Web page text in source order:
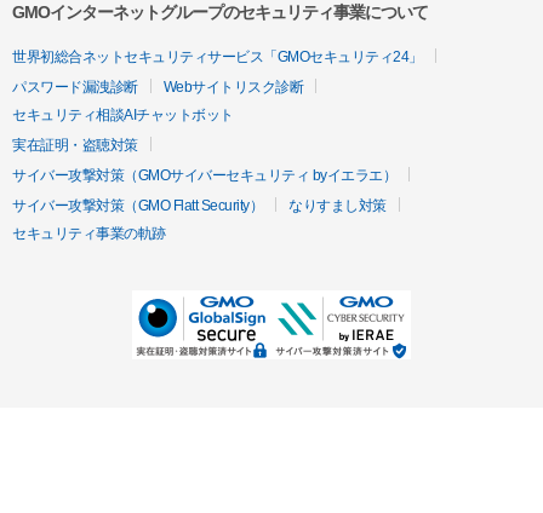
GMOインターネットグループのセキュリティ事業について
世界初総合ネットセキュリティサービス「GMOセキュリティ24」
パスワード漏洩診断
Webサイトリスク診断
セキュリティ相談AIチャットボット
実在証明・盗聴対策
サイバー攻撃対策（GMOサイバーセキュリティ byイエラエ）
サイバー攻撃対策（GMO Flatt Security）
なりすまし対策
セキュリティ事業の軌跡